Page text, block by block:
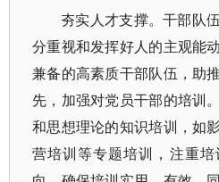
夯实人才支撑。干部队
分重视和发挥好人的主观能
兼备的高素质干部队伍，助
先，加强对党员干部的培训
和思想理论的知识培训，如
营培训等专题培训，注重